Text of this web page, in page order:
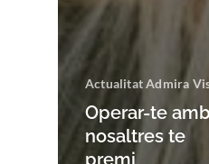
Actualitat Admira
Operar-te amb
nosaltres te
premi